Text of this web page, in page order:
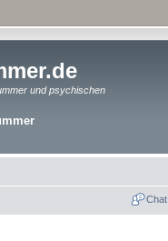
und psychischen
Chat